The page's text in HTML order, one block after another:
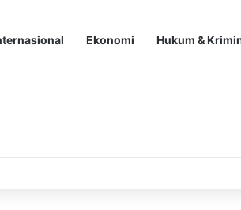
Ekonomi Hukum &